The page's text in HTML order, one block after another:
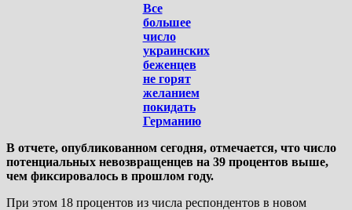
Все
большее
число
украинских
беженцев
не горят
желанием
покидать
Германию
В отчете, опубликованном сегодня, отмечается, что число
потенциальных невозвращенцев на 39 процентов выше,
чем фиксировалось в прошлом году.
При этом 18 процентов из числа респондентов в новом